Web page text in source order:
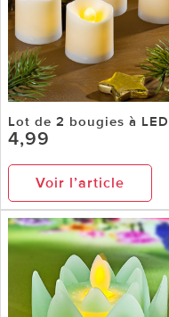
Lot de 2 bougies à LED
4,99
Voir l’article